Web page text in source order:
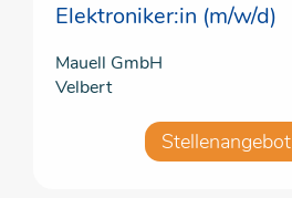
Elektroniker:in (m/w/d)
Mauell GmbH
Velbert
Stellenangebot